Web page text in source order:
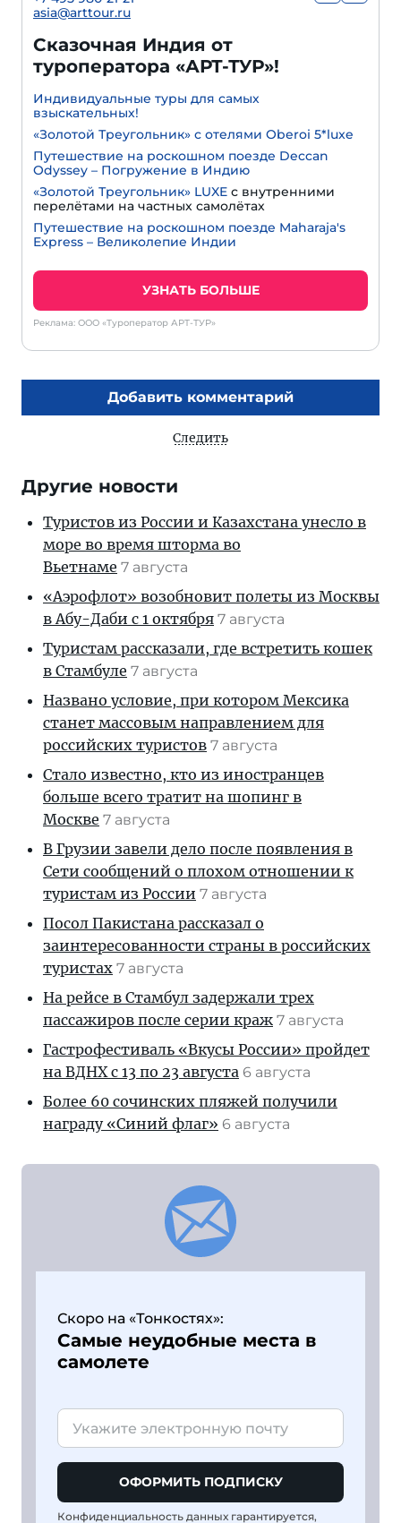
asia@arttour.ru
Сказочная Индия от
туроператора «АРТ-ТУР»!
Индивидуальные туры для самых
взыскательных!
«Золотой Треугольник» с отелями Oberoi 5*luxe
Путешествие на роскошном поезде Deccan
Odyssey – Погружение в Индию
«Золотой Треугольник» LUXE с внутренними
перелётами на частных самолётах
Путешествие на роскошном поезде Maharaja's
Express – Великолепие Индии
УЗНАТЬ БОЛЬШЕ
Реклама: ООО «Туроператор АРТ-ТУР»
Добавить комментарий
Следить
Другие новости
Туристов из России и Казахстана унесло в
море во время шторма во
Вьетнаме 7 августа
«Аэрофлот» возобновит полеты из Москвы
в Абу-Даби с 1 октября 7 августа
Туристам рассказали, где встретить кошек
в Стамбуле 7 августа
Названо условие, при котором Мексика
станет массовым направлением для
российских туристов 7 августа
Стало известно, кто из иностранцев
больше всего тратит на шопинг в
Москве 7 августа
В Грузии завели дело после появления в
Сети сообщений о плохом отношении к
туристам из России 7 августа
Посол Пакистана рассказал о
заинтересованности страны в российских
туристах 7 августа
На рейсе в Стамбул задержали трех
пассажиров после серии краж 7 августа
Гастрофестиваль «Вкусы России» пройдет
на ВДНХ с 13 по 23 августа 6 августа
Более 60 сочинских пляжей получили
награду «Синий флаг» 6 августа
Скоро на «Тонкостях»:
Самые неудобные места в
самолете
ОФОРМИТЬ ПОДПИСКУ
Конфиденциальность данных гарантируется,